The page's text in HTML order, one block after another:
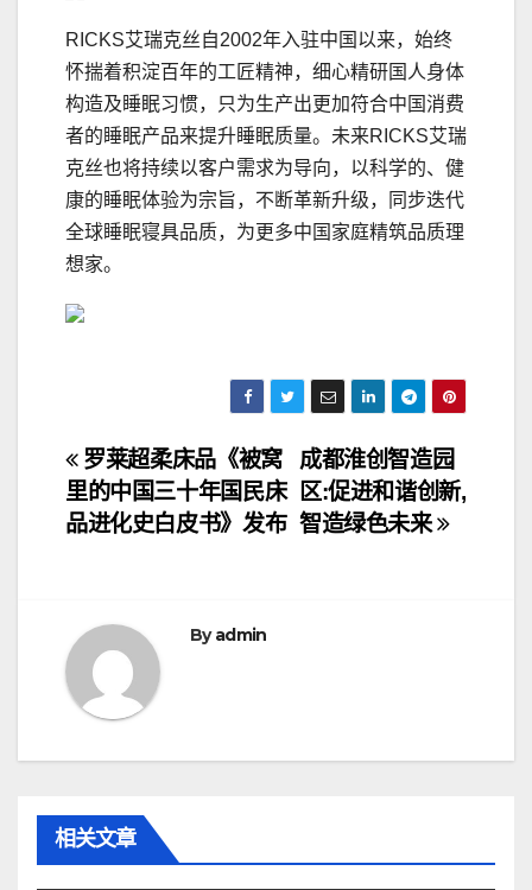
RICKS艾瑞克丝自2002年入驻中国以来，始终
怀揣着积淀百年的工匠精神，细心精研国人身体
构造及睡眠习惯，只为生产出更加符合中国消费
者的睡眠产品来提升睡眠质量。未来RICKS艾瑞
克丝也将持续以客户需求为导向，以科学的、健
康的睡眠体验为宗旨，不断革新升级，同步迭代
全球睡眠寝具品质，为更多中国家庭精筑品质理
想家。
文
章
航
成都淮创智造园
区:促进和谐创新,
智造绿色未来
罗莱超柔床品《被窝
里的中国三十年国民床
品进化史白皮书》发布
Byadmin
相关文章